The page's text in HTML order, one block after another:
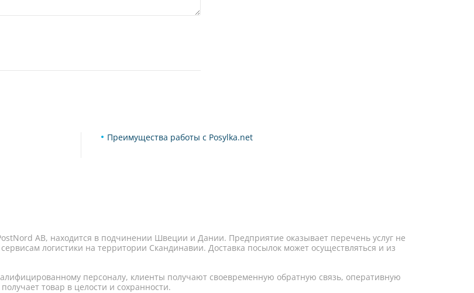
Преимущества работы с Posylka.net
AB, находится в подчинении Швеции и Дании. Предприятие оказывает перечень услуг не
логистики на территории Скандинавии. Доставка посылок может осуществляться и из
персоналу, клиенты получают своевременную обратную связь, оперативную
товар в целости и сохранности.